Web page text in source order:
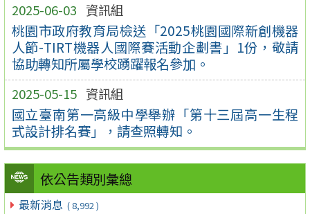
2025-06-03 資訊組
桃園市政府教育局檢送「2025桃園國際新創機器
人節-TIRT機器人國際賽活動企劃書」1份，敬請
協助轉知所屬學校踴躍報名參加。
2025-05-15 資訊組
國立臺南第一高級中學舉辦「第十三屆高一生程
式設計排名賽」，請查照轉知。
依公告類別彙總
最新消息 ( 8,992 )